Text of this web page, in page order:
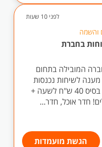
לפני 10 שעות
בחברת
המובילה בתחום
מענה לשיחות נכנסות
ומתן שירות מקצועי ללקוח שכר בסיס 40 ש"ח לשעה +
חדר אוכל, חדר...
הגשת מועמדות